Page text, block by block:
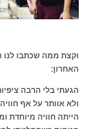
וקצת ממה שכתבו
האחרון:
הגעתי בלי הרבה
ולא אוותר על אף
הייתה חוויה מיוחדת